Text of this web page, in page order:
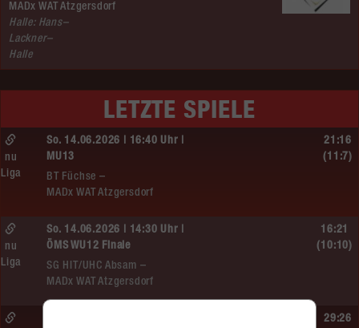
MADx WAT Atzgersdorf
Halle: Hans–
Lackner–
Halle
LETZTE SPIELE
So. 14.06.2026 | 16:40 Uhr |
MU13
BT Füchse –
MADx WAT Atzgersdorf
nu
Liga
21:16
(11:7)
So. 14.06.2026 | 14:30 Uhr |
ÖMS WU12 Finale
SG HIT/UHC Absam –
MADx WAT Atzgersdorf
nu
Liga
16:21
(10:10)
29:26